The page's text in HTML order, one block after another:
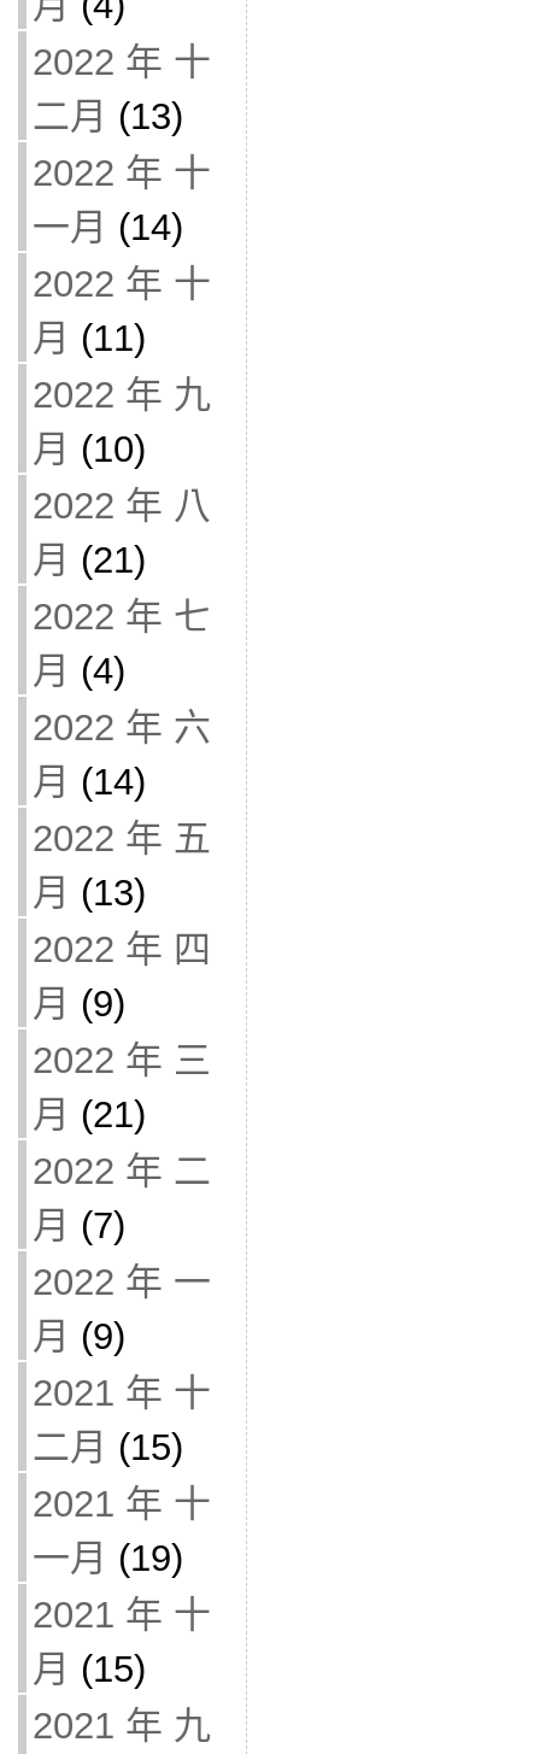
2022 年 十
二月 (13)
2022 年 十
一月 (14)
2022 年 十
月 (11)
2022 年 九
月 (10)
2022 年 八
月 (21)
2022 年 七
月 (4)
2022 年 六
月 (14)
2022 年 五
月 (13)
2022 年 四
月 (9)
2022 年 三
月 (21)
2022 年 二
月 (7)
2022 年 一
月 (9)
2021 年 十
二月 (15)
2021 年 十
一月 (19)
2021 年 十
月 (15)
2021 年 九